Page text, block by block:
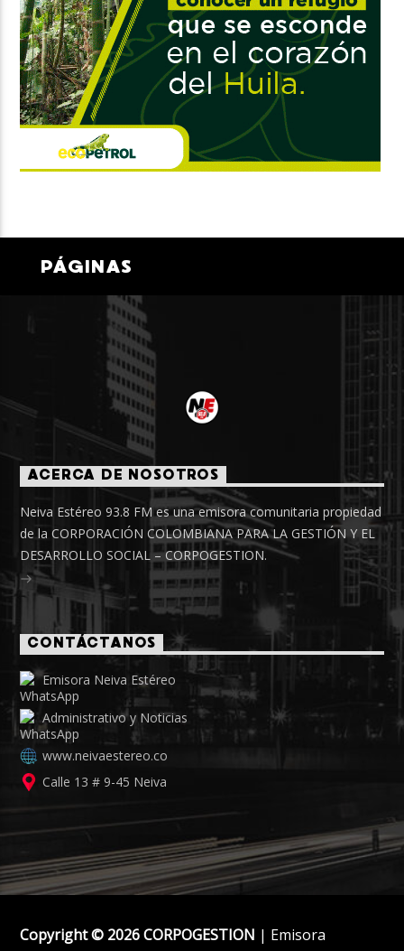
PÁGINAS
ACERCA DE NOSOTROS
Neiva Estéreo 93.8 FM es una emisora comunitaria propiedad
de la CORPORACIÓN COLOMBIANA PARA LA GESTIÓN Y EL
DESARROLLO SOCIAL – CORPOGESTION.
CONTÁCTANOS
Emisora Neiva Estéreo
Administrativo y Noticias
www.neivaestereo.co
Calle 13 # 9-45 Neiva
Copyright © 2026 CORPOGESTION | Emisora